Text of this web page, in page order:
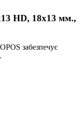
HD, 18х13 мм.,
забезпечує